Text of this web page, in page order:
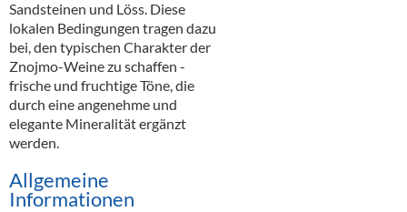
Sandsteinen und Löss. Diese
lokalen Bedingungen tragen dazu
bei, den typischen Charakter der
Znojmo-Weine zu schaffen -
frische und fruchtige Töne, die
durch eine angenehme und
elegante Mineralität ergänzt
werden.
Allgemeine
Informationen